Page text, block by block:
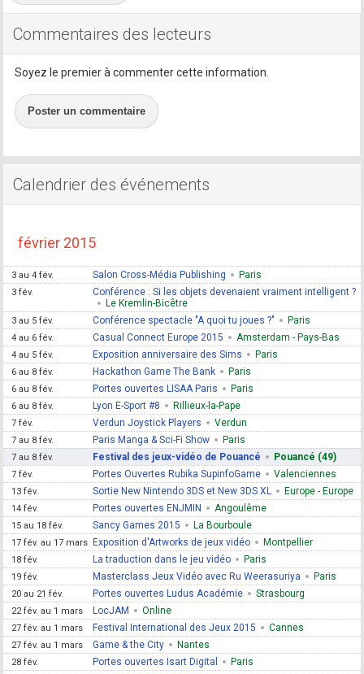
Commentaires des lecteurs
Soyez le premier à commenter cette information.
Poster un commentaire
Calendrier des événements
février 2015
3 au 4 fév. Salon Cross-Média Publishing Paris
3 fév.
Conférence : Si les objets devenaient vraiment intelligent ?
Le Kremlin-Bicêtre
3 au 5 fév. Conférence spectacle "A quoi tu joues ?" Paris
4 au 6 fév. Casual Connect Europe 2015 Amsterdam - Pays-Bas
4 au 5 fév. Exposition anniversaire des Sims Paris
6 au 8 fév. Hackathon Game The Bank Paris
6 au 8 fév. Portes ouvertes LISAA Paris Paris
6 au 8 fév. Lyon E-Sport #8 Rillieux-la-Pape
7 fév. Verdun Joystick Players Verdun
7 au 8 fév. Paris Manga & Sci-Fi Show Paris
7 au 8 fév. Festival des jeux-vidéo de Pouancé Pouancé (49)
7 fév. Portes Ouvertes Rubika SupinfoGame Valenciennes
13 fév. Sortie New Nintendo 3DS et New 3DS XL Europe - Europe
14 fév. Portes ouvertes ENJMIN Angoulême
15 au 18 fév. Sancy Games 2015 La Bourboule
17 fév. au 17 mars Exposition d'Artworks de jeux vidéo Montpellier
18 fév. La traduction dans le jeu vidéo Paris
19 fév. Masterclass Jeux Vidéo avec Ru Weerasuriya Paris
20 au 21 fév. Portes ouvertes Ludus Académie Strasbourg
22 fév. au 1 mars LocJAM Online
27 fév. au 1 mars Festival International des Jeux 2015 Cannes
27 fév. au 1 mars Game & the City Nantes
28 fév. Portes ouvertes Isart Digital
Paris